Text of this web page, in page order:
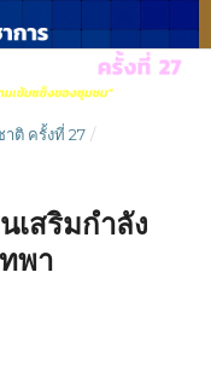
ติ ครั้งที่ 27 /
เสริมกำลัง
พา